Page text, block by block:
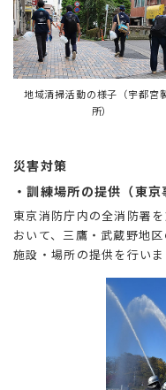
地域清掃活動の様子（宇都宮
所）
災害対策
・訓練場所の提供（東京
東京消防庁内の全消防署
おいて、三鷹・武蔵野地
施設・場所の提供を行いま